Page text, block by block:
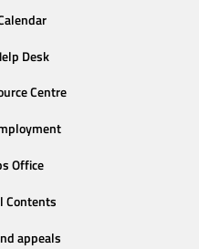
Desk
Centre
Office
Contents
appeals